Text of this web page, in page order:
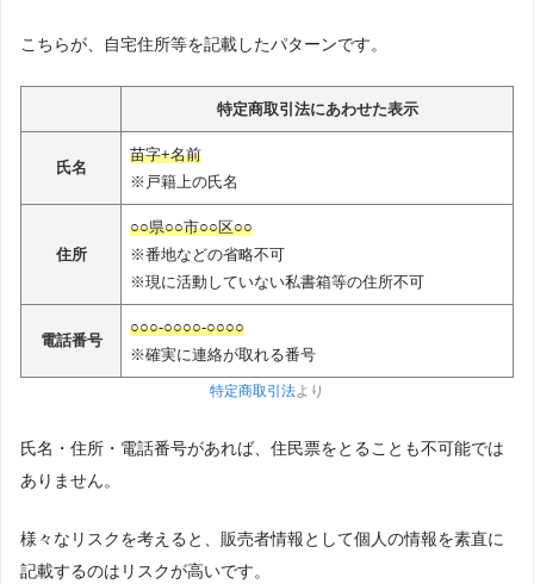
こちらが、自宅住所等を記載したパターンです。
特定商取引法にあわせた表示
氏名
苗字+名前
※戸籍上の氏名
住所
○○県○○市○○区○○
※番地などの省略不可
※現に活動していない私書箱等の住所不可
電話番号
○○○-○○○○-○○○○
※確実に連絡が取れる番号
特定商取引法より
氏名・住所・電話番号があれば、住民票をとることも不可能では
ありません。
様々なリスクを考えると、販売者情報として個人の情報を素直に
記載するのはリスクが高いです。